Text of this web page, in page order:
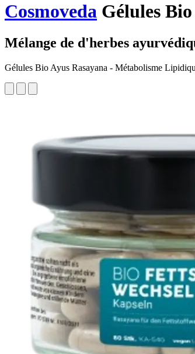
Cosmoveda Gélules
Mélange de d'herbes
Gélules Bio Ayus Rasayana - Métabolisme